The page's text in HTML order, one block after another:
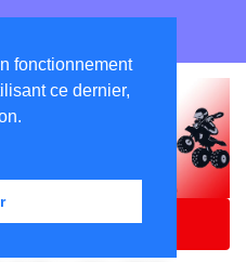
fonctionnement
ce dernier,
VENTE